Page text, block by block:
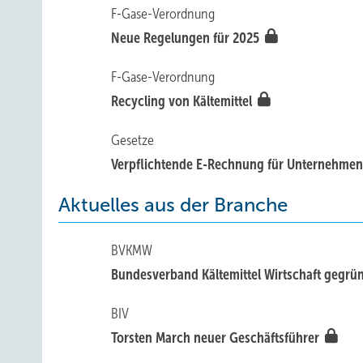
F-Gase-Verordnung
Neue Regelungen für 2025
F-Gase-Verordnung
Recycling von Kältemittel
Gesetze
Verpflichtende E-Rechnung für Unternehmen
Aktuelles aus der Branche
BVKMW
Bundesverband Kältemittel Wirtschaft
BIV
Torsten March neuer Geschäftsführer